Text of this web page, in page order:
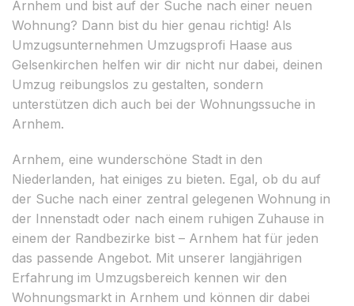
Arnhem und bist auf der Suche nach einer neuen
Wohnung? Dann bist du hier genau richtig! Als
Umzugsunternehmen Umzugsprofi Haase aus
Gelsenkirchen helfen wir dir nicht nur dabei, deinen
Umzug reibungslos zu gestalten, sondern
unterstützen dich auch bei der Wohnungssuche in
Arnhem.
Arnhem, eine wunderschöne Stadt in den
Niederlanden, hat einiges zu bieten. Egal, ob du auf
der Suche nach einer zentral gelegenen Wohnung in
der Innenstadt oder nach einem ruhigen Zuhause in
einem der Randbezirke bist – Arnhem hat für jeden
das passende Angebot. Mit unserer langjährigen
Erfahrung im Umzugsbereich kennen wir den
Wohnungsmarkt in Arnhem und können dir dabei